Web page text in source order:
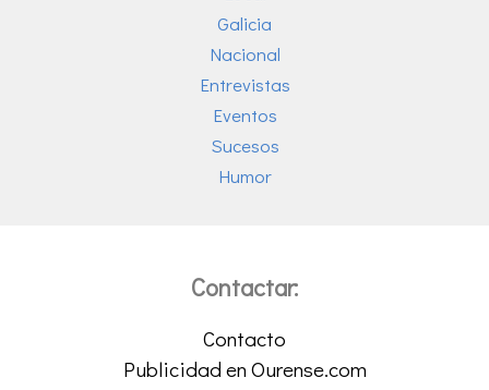
Galicia
Nacional
Entrevistas
Eventos
Sucesos
Humor
Contactar:
Contacto
Publicidad en Ourense.com